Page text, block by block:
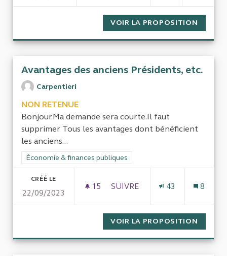
VOIR LA PROPOSITION
Avantages des anciens Présidents, etc.
Carpentieri
NON RETENUE
Bonjour.Ma demande sera courte.Il faut
supprimer Tous les avantages dont bénéficient
les anciens...
Filtrer les résultats de la catégorie : Économie & finances
Économie & finances publiques
CRÉÉ LE
22/09/2023
15 15 ABONNÉS
SUIVRE
43 8
VOIR LA PROPOSITION